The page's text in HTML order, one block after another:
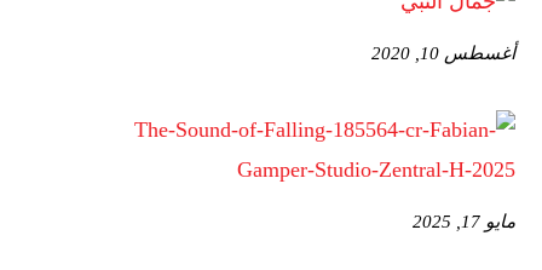
أغسطس 10, 2020
مايو 17, 2025